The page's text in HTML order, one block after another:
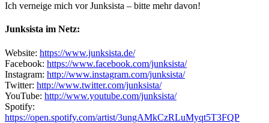
Ich verneige mich vor Junksista – bitte mehr davon!
Junksista im Netz:
Website: https://www.junksista.de/
Facebook: https://www.facebook.com/junksista/
Instagram: http://www.instagram.com/junksista/
Twitter: http://www.twitter.com/junksista/
YouTube: http://www.youtube.com/junksista/
Spotify:
https://open.spotify.com/artist/3ungAMkCzRLuMyqt5T3FQP